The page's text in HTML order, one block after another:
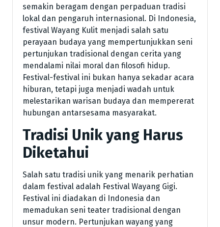
semakin beragam dengan perpaduan tradisi
lokal dan pengaruh internasional. Di Indonesia,
festival Wayang Kulit menjadi salah satu
perayaan budaya yang mempertunjukkan seni
pertunjukan tradisional dengan cerita yang
mendalami nilai moral dan filosofi hidup.
Festival-festival ini bukan hanya sekadar acara
hiburan, tetapi juga menjadi wadah untuk
melestarikan warisan budaya dan mempererat
hubungan antarsesama masyarakat.
Tradisi Unik yang Harus
Diketahui
Salah satu tradisi unik yang menarik perhatian
dalam festival adalah Festival Wayang Gigi.
Festival ini diadakan di Indonesia dan
memadukan seni teater tradisional dengan
unsur modern. Pertunjukan wayang yang